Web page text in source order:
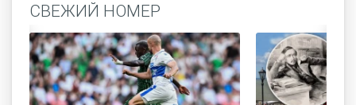
СВЕЖИЙ НОМЕР